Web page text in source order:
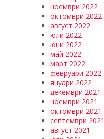
ноември 2022
октомври 2022
август 2022
юли 2022
юни 2022
май 2022
март 2022
февруари 2022
януари 2022
декември 2021
ноември 2021
октомври 2021
септември 2021
август 2021